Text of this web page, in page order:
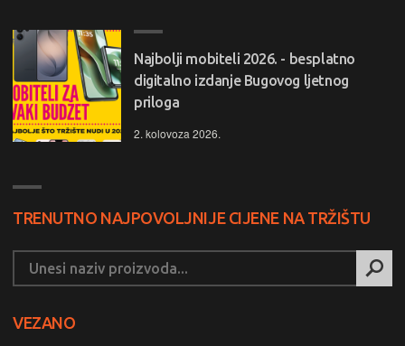
Najbolji mobiteli 2026. - besplatno
digitalno izdanje Bugovog ljetnog
priloga
2. kolovoza 2026.
TRENUTNO NAJPOVOLJNIJE CIJENE NA TRŽIŠTU
VEZANO